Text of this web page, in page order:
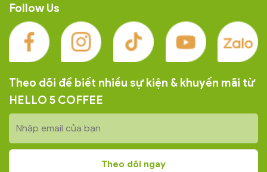
Follow Us
Theo dõi để biết nhiều sự kiện & khuyến mãi từ
HELLO 5 COFFEE